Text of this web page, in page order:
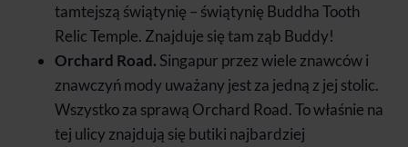
tamtejszą świątynię – świątynię Buddha Tooth
Relic Temple. Znajduje się tam ząb Buddy!
Orchard Road. Singapur przez wiele znawców i
znawczyń mody uważany jest za jedną z jej stolic.
Wszystko za sprawą Orchard Road. To właśnie na
tej ulicy znajdują się butiki najbardziej